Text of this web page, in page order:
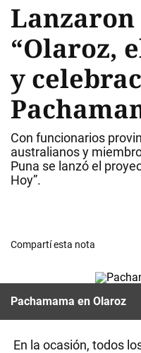
“Olaroz,
y
Con funcionarios
australianos y
Puna se lanzó el
Hoy”.
Compartí esta nota
Pachamama en Olaroz
En la ocasión, todos